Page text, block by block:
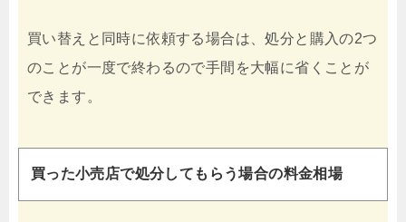
買い替えと同時に依頼する場合は、処分と購入の2つ
のことが一度で終わるので手間を大幅に省くことが
できます。
買った小売店で処分してもらう場合の料金相場